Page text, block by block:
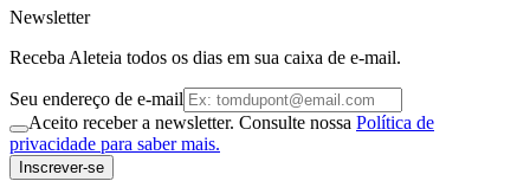
Newsletter
Receba Aleteia todos os dias em sua caixa de e-mail.
Seu endereço de e-mail
Aceito receber a newsletter. Consulte nossa Política de
privacidade para saber mais.
Inscrever-se